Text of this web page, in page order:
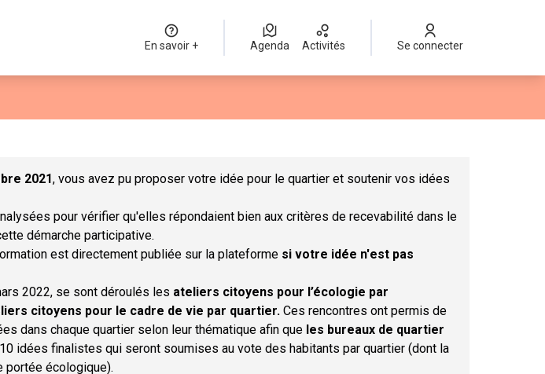
En savoir + Agenda Activités Se connecter
2021, vous avez pu proposer votre idée pour le quartier et soutenir vos idées
pour vérifier qu'elles répondaient bien aux critères de recevabilité dans le
dans un nouvel onglet)
démarche participative.
est directement publiée sur la plateforme si votre idée n'est pas
2022, se sont déroulés les ateliers citoyens pour l’écologie par
citoyens pour le cadre de vie par quartier. Ces rencontres ont permis de
dans chaque quartier selon leur thématique afin que les bureaux de quartier
idées finalistes qui seront soumises au vote des habitants par quartier (dont la
portée écologique).